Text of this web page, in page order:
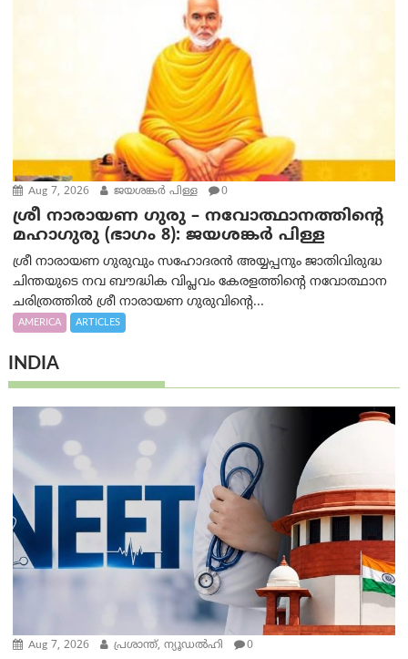
Aug 7, 2026 ജയശങ്കര്‍ പിള്ള 0
ശ്രീ നാരായണ ഗുരു – നവോത്ഥാനത്തിന്റെ
മഹാഗുരു (ഭാഗം 8): ജയശങ്കര്‍ പിള്ള
ശ്രീ നാരായണ ഗുരുവും സഹോദരൻ അയ്യപ്പനും ജാതിവിരുദ്ധ
ചിന്തയുടെ നവ ബൗദ്ധിക വിപ്ലവം കേരളത്തിന്റെ നവോത്ഥാന
ചരിത്രത്തിൽ ശ്രീ നാരായണ ഗുരുവിന്റെ...
AMERICA ARTICLES
INDIA
Aug 7, 2026 പ്രശാന്ത്, ന്യൂഡല്‍ഹി 0